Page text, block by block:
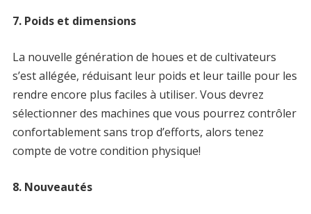
7. Poids et dimensions
La nouvelle génération de houes et de cultivateurs
s’est allégée, réduisant leur poids et leur taille pour les
rendre encore plus faciles à utiliser. Vous devrez
sélectionner des machines que vous pourrez contrôler
confortablement sans trop d’efforts, alors tenez
compte de votre condition physique!
8. Nouveautés